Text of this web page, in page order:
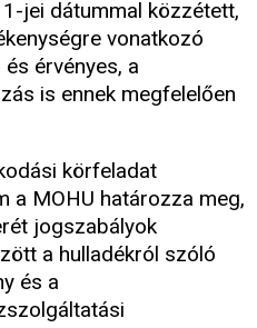
jei dátummal közzétett,
vonatkozó
érvényes, a
is ennek megfelelően
körfeladat
a MOHU határozza meg,
jogszabályok
a hulladékról szóló
és a